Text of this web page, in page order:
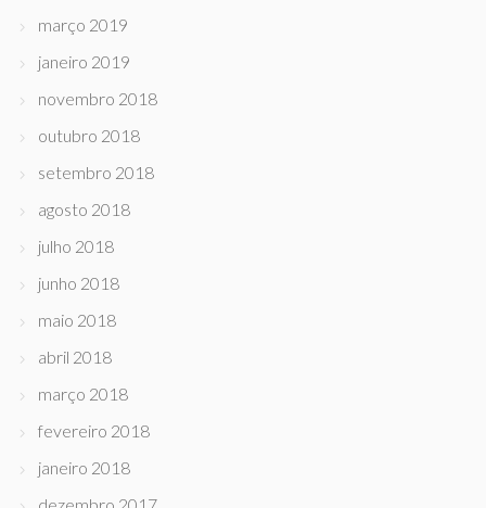
março 2019
janeiro 2019
novembro 2018
outubro 2018
setembro 2018
agosto 2018
julho 2018
junho 2018
maio 2018
abril 2018
março 2018
fevereiro 2018
janeiro 2018